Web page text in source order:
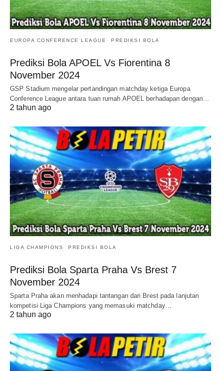
EUROPA CONFERENCE LEAGUE PREDIKSI BOLA
Prediksi Bola APOEL Vs Fiorentina 8
November 2024
GSP Stadium mengelar pertandingan matchday ketiga Europa
Conference League antara tuan rumah APOEL berhadapan dengan…
2 tahun ago
LIGA CHAMPIONS PREDIKSI BOLA
Prediksi Bola Sparta Praha Vs Brest 7
November 2024
Sparta Praha akan menhadapi tantangan dari Brest pada lanjutan
kompetisi Liga Champions yang memasuki matchday…
2 tahun ago